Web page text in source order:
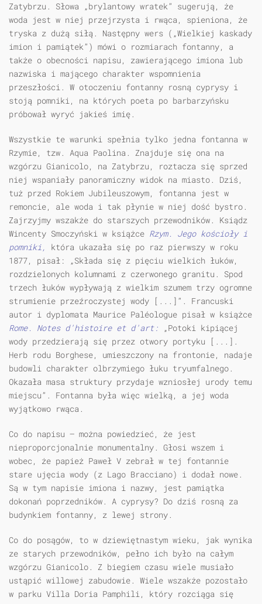
Zatybrzu. Słowa „brylantowy wratek” sugerują, że
woda jest w niej przejrzysta i rwąca, spieniona, że
tryska z dużą siłą. Następny wers („Wielkiej kaskady
imion i pamiątek”) mówi o rozmiarach fontanny, a
także o obecności napisu, zawierającego imiona lub
nazwiska i mającego charakter wspomnienia
przeszłości. W otoczeniu fontanny rosną cyprysy i
stoją pomniki, na których poeta po barbarzyńsku
próbował wyryć jakieś imię.
Wszystkie te warunki spełnia tylko jedna fontanna w
Rzymie, tzw. Aqua Paolina. Znajduje się ona na
wzgórzu Gianicolo, na Zatybrzu, roztacza się sprzed
niej wspaniały panoramiczny widok na miasto. Dziś,
tuż przed Rokiem Jubileuszowym, fontanna jest w
remoncie, ale woda i tak płynie w niej dość bystro.
Zajrzyjmy wszakże do starszych przewodników. Ksiądz
Wincenty Smoczyński w książce Rzym. Jego kościoły i
pomniki, która ukazała się po raz pierwszy w roku
1877, pisał: „Składa się z pięciu wielkich łuków,
rozdzielonych kolumnami z czerwonego granitu. Spod
trzech łuków wypływają z wielkim szumem trzy ogromne
strumienie przeźroczystej wody [...]”. Francuski
autor i dyplomata Maurice Paléologue pisał w książce
Rome. Notes d'histoire et d'art: „Potoki kipiącej
wody przedzierają się przez otwory portyku [...].
Herb rodu Borghese, umieszczony na frontonie, nadaje
budowli charakter olbrzymiego łuku tryumfalnego.
Okazała masa struktury przydaje wzniosłej urody temu
miejscu”. Fontanna była więc wielką, a jej woda
wyjątkowo rwąca.
Co do napisu — można powiedzieć, że jest
nieproporcjonalnie monumentalny. Głosi wszem i
wobec, że papież Paweł V zebrał w tej fontannie
stare ujęcia wody (z Lago Bracciano) i dodał nowe.
Są w tym napisie imiona i nazwy, jest pamiątka
dokonań poprzedników. A cyprysy? Do dziś rosną za
budynkiem fontanny, z lewej strony.
Co do posągów, to w dziewiętnastym wieku, jak wynika
ze starych przewodników, pełno ich było na całym
wzgórzu Gianicolo. Z biegiem czasu wiele musiało
ustąpić willowej zabudowie. Wiele wszakże pozostało
w parku Villa Doria Pamphili, który rozciąga się